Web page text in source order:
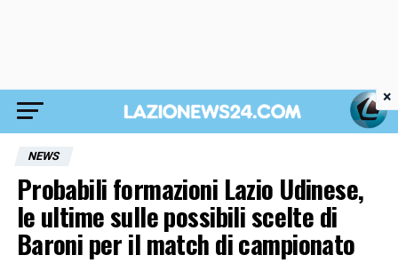
NEWS
Probabili formazioni Lazio Udinese,
le ultime sulle possibili scelte di
Baroni per il match di campionato
×